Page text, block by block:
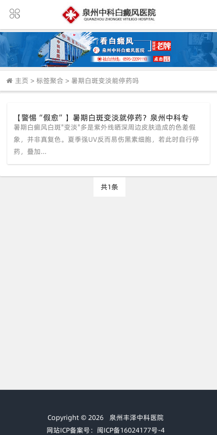
主页 > 标签聚合 > 暑期白斑变淡能停药吗
【警惕“假愈”】暑期白斑变淡就停药？泉州中科专
家：那是紫外线“障眼法”！三维CT查基底，防秋季大
爆发。
暑期白癜风白斑"变淡"多是紫外线晒深周边皮肤造成的色差假
象，并非真复色。夏季强UV反而易伤黑素细胞，若此时自行停
药，叠加...
共1条
Copyright © 2026 泉州丰泽中科医院
网站ICP备案号：闽ICP备16024177号-4